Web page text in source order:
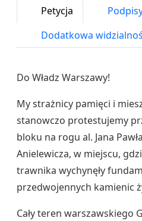
Petycja
Dodatkowa
Do Władz Warszawy!
My strażnicy pamięci i
stanowczo protestujemy
bloku na rogu al. Jana
Anielewicza, w miejscu,
trawnika wychynęły
przedwojennych kamienic
Cały teren warszawskiego